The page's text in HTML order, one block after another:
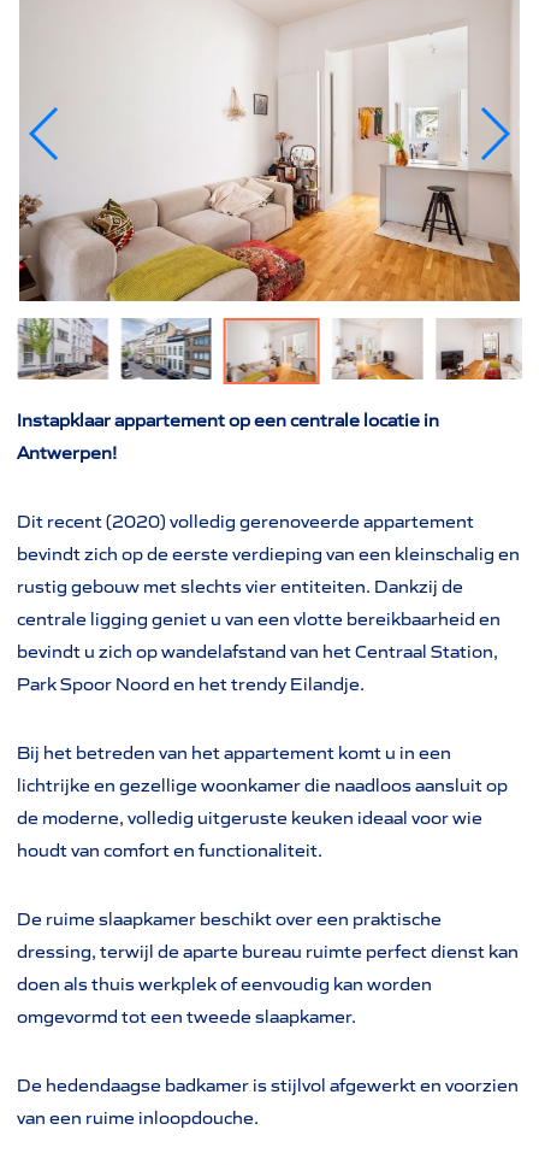
Instapklaar appartement op een centrale locatie in
Antwerpen!
Dit recent (2020) volledig gerenoveerde appartement
bevindt zich op de eerste verdieping van een kleinschalig en
rustig gebouw met slechts vier entiteiten. Dankzij de
centrale ligging geniet u van een vlotte bereikbaarheid en
bevindt u zich op wandelafstand van het Centraal Station,
Park Spoor Noord en het trendy Eilandje.
Bij het betreden van het appartement komt u in een
lichtrijke en gezellige woonkamer die naadloos aansluit op
de moderne, volledig uitgeruste keuken ideaal voor wie
houdt van comfort en functionaliteit.
De ruime slaapkamer beschikt over een praktische
dressing, terwijl de aparte bureau ruimte perfect dienst kan
doen als thuis werkplek of eenvoudig kan worden
omgevormd tot een tweede slaapkamer.
De hedendaagse badkamer is stijlvol afgewerkt en voorzien
van een ruime inloopdouche.